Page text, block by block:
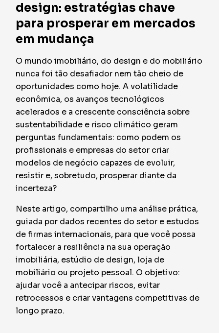
design: estratégias chave
para prosperar em mercados
em mudança
O mundo imobiliário, do design e do mobiliário
nunca foi tão desafiador nem tão cheio de
oportunidades como hoje. A volatilidade
econômica, os avanços tecnológicos
acelerados e a crescente consciência sobre
sustentabilidade e risco climático geram
perguntas fundamentais: como podem os
profissionais e empresas do setor criar
modelos de negócio capazes de evoluir,
resistir e, sobretudo, prosperar diante da
incerteza?
Neste artigo, compartilho uma análise prática,
guiada por dados recentes do setor e estudos
de firmas internacionais, para que você possa
fortalecer a resiliência na sua operação
imobiliária, estúdio de design, loja de
mobiliário ou projeto pessoal. O objetivo:
ajudar você a antecipar riscos, evitar
retrocessos e criar vantagens competitivas de
longo prazo.